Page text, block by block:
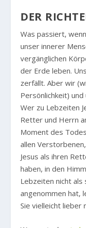
DER
Was passiert,
unser innerer
vergänglichen
der Erde leben.
zerfällt. Aber wir
Persönlichkeit)
Wer zu Lebzeiten
Retter und Herrn
Moment des
allen
Jesus als ihren
haben, in den
Lebzeiten nicht
angenommen hat,
Sie vielleicht lieber